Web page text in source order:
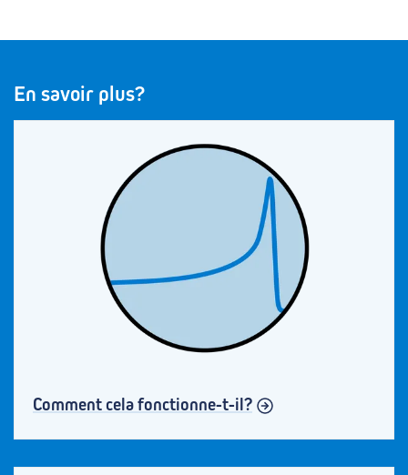
En savoir plus?
Comment cela fonctionne-t-il?